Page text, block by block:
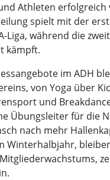
Athleten erfolgreich
spielt mit der
Liga, während die
kämpft.
im ADH
von Yoga über
und
Übungsleiter für die
nach mehr
Winterhalbjahr,